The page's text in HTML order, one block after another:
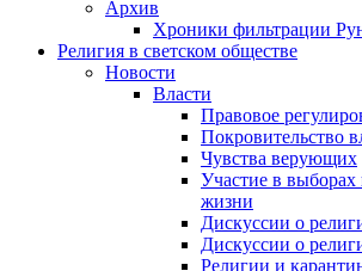
Архив
Хроники фильтрации
Религия в светском обществе
Новости
Власти
Правовое
Покровительство
Чувства верующих
Участие в выборах
жизни
Дискуссии о
Дискуссии о
Религии и